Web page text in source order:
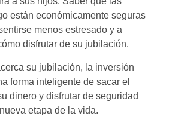
están económicamente seguras
menos estresado y a
disfrutar de su jubilación.
su jubilación, la inversión
forma inteligente de sacar el
dinero y disfrutar de seguridad
etapa de la vida.